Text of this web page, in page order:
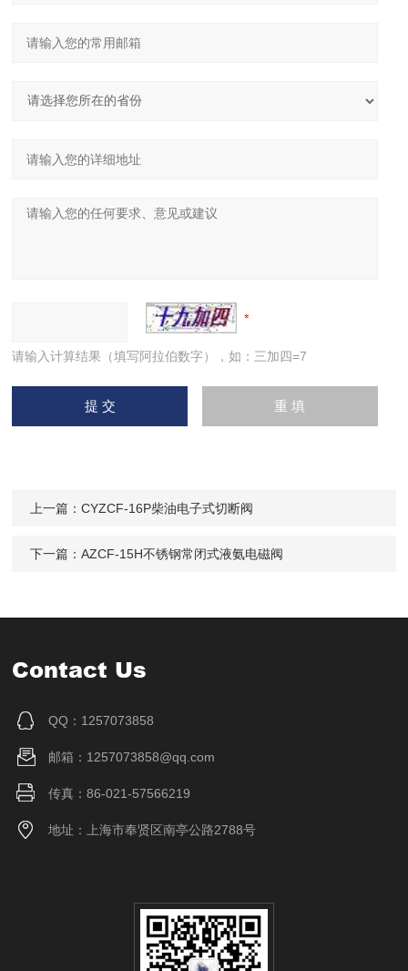
请输入计算结果（填写阿拉伯数字），如：三加四=7
上一篇：CYZCF-16P柴油电子式切断阀
下一篇：AZCF-15H不锈钢常闭式液氨电磁阀
Contact Us
QQ：1257073858
邮箱：1257073858@qq.com
传真：86-021-57566219
地址：上海市奉贤区南亭公路2788号